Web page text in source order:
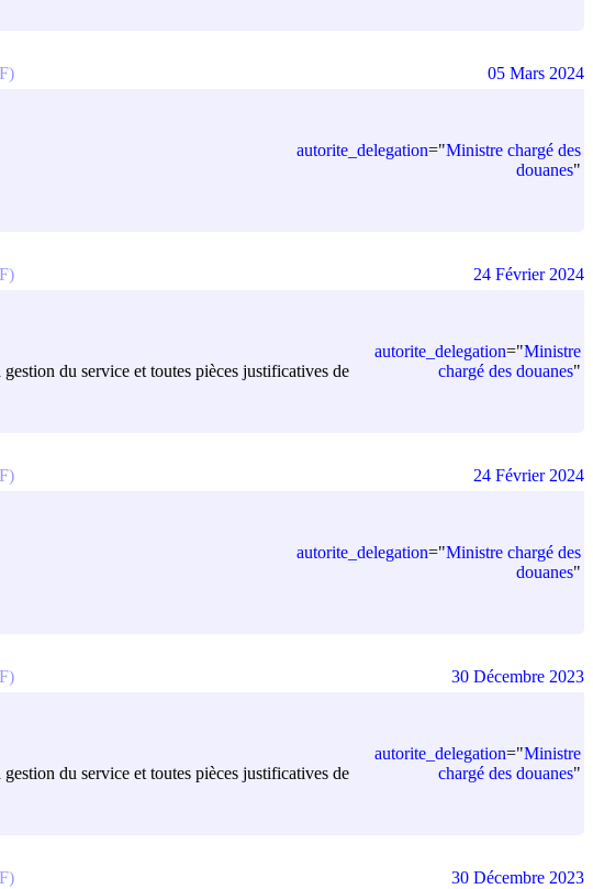
autorite_delegation="Ministre chargé des
douanes"
05 Mars 2024
du service et toutes pièces justificatives de
autorite_delegation="Ministre
chargé des douanes"
24 Février 2024
autorite_delegation="Ministre chargé des
douanes"
24 Février 2024
du service et toutes pièces justificatives de
autorite_delegation="Ministre
chargé des douanes"
30 Décembre 2023
30 Décembre 2023